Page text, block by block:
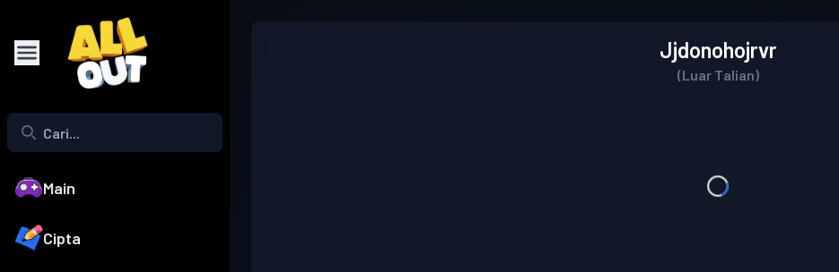
Main
Cipta
Jjdonohojrvr
(Luar Talian)